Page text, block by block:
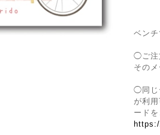
ベンチ
◯ご注
その
◯同じ
が利
ード